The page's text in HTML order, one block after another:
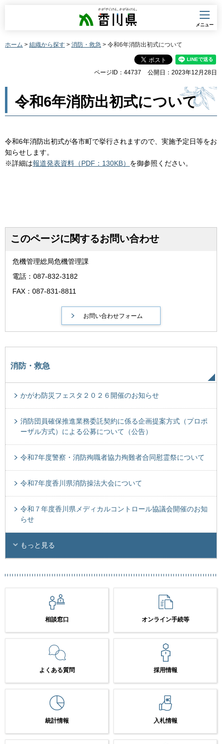
香川県
メニュー
ホーム > 組織から探す > 消防・救急 > 令和6年消防出初式について
ページID：44737 公開日：2023年12月28日
令和6年消防出初式について
令和6年消防出初式が各市町で挙行されますので、実施予定日等をお
知らせします。
※詳細は報道発表資料（PDF：130KB） を御参照ください。
このページに関するお問い合わせ
危機管理総局危機管理課
電話：087-832-3182
FAX：087-831-8811
消防・救急
かがわ防災フェスタ２０２６開催のお知らせ
消防団員確保推進業務委託契約に係る企画提案方式（プロポ
ーザル方式）による公募について（公告）
令和7年度警察・消防殉職者協力殉難者合同慰霊祭について
令和7年度香川県消防操法大会について
令和７年度香川県メディカルコントロール協議会開催のお知
らせ
もっと見る
相談窓口 オンライン手続等
よくある質問 採用情報
統計情報 入札情報